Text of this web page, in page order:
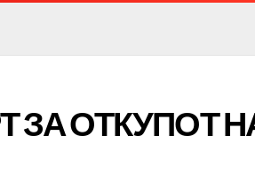
ЗА ОТКУПОТ